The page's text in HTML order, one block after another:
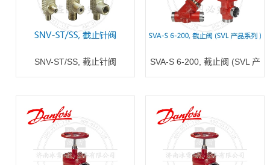
SNV-ST/SS, 截止针阀
SVA-S 6-200, 截止阀 (SVL 产